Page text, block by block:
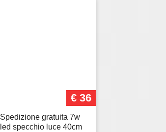
€ 36
Spedizione gratuita 7w
led specchio luce 40cm